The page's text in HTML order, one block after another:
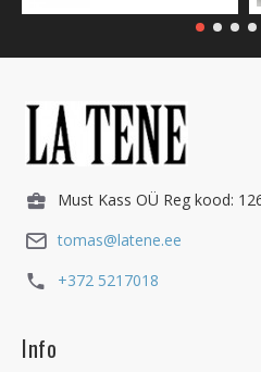
Must Kass OÜ Reg kood:
tomas@latene.ee
+372 5217018
Info